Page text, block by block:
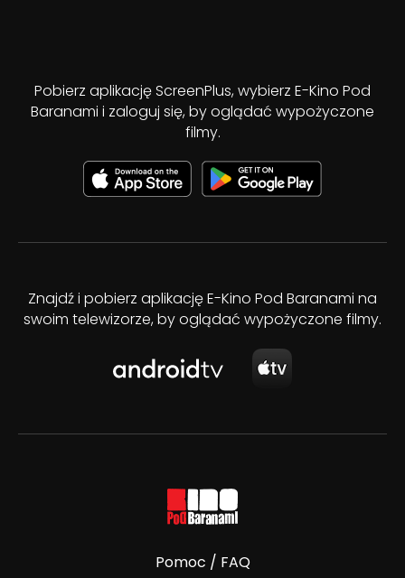
Pobierz aplikację ScreenPlus, wybierz E-Kino Pod
Baranami i zaloguj się, by oglądać wypożyczone
filmy.
Znajdź i pobierz aplikację E-Kino Pod Baranami na
swoim telewizorze, by oglądać wypożyczone filmy.
Pomoc / FAQ